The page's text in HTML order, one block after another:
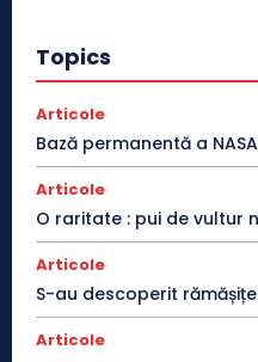
Topics
Articole
Bază permanentă a
Articole
O raritate : pui de vultur
Articole
S-au descoperit
Articole